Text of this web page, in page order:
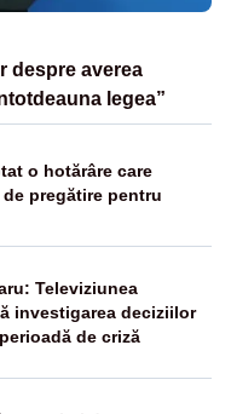
despre averea
legea”
o hotărâre care
pregătire pentru
Televiziunea
investigarea deciziilor
de criză